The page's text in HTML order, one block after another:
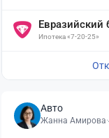
Евразийский
Ипотека «7-20-25»
Авто
Жанна Амирова·